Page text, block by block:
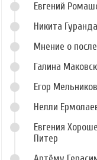
Евгений
Никита
Мнение о
Галина
Егор
Нелли
Евгения
Питер